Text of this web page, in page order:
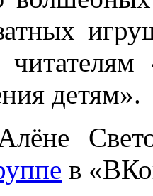
детям».
в